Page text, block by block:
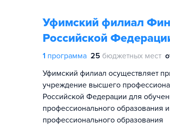
Уфимский филиал
Российской
1 программа 25 бюджетных мест
Уфимский филиал осуществляет
учреждение высшего
Российской Федерации для
профессионального образования
профессионального образования